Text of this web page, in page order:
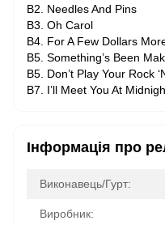
B2. Needles And Pins
B3. Oh Carol
B4. For A Few Dollars
B5. Something’s Been
B5. Don’t Play Your Rock
B7. I’ll Meet You At
Інформація про
Виконавець/Гурт:
Виробник: